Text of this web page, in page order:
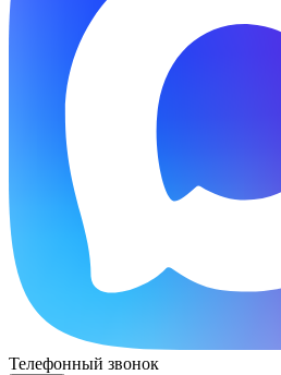
Телефонный звонок